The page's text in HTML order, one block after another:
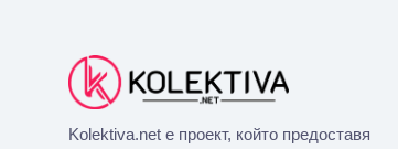
Kolektiva.net е проект, който предоставя